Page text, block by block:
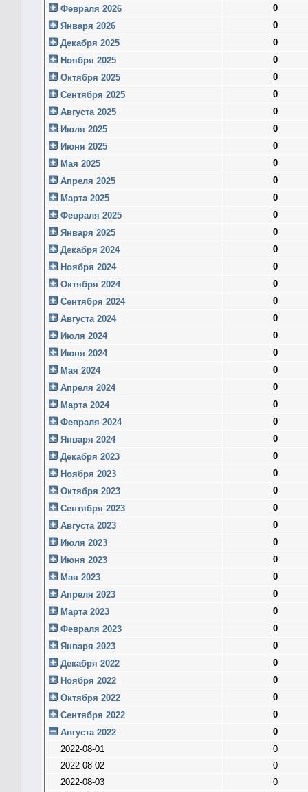
Февраля 2026
0
Января 2026
0
Декабря 2025
0
Ноября 2025
0
Октября 2025
0
Сентября 2025
0
Августа 2025
0
Июля 2025
0
Июня 2025
0
Мая 2025
0
Апреля 2025
0
Марта 2025
0
Февраля 2025
0
Января 2025
0
Декабря 2024
0
Ноября 2024
0
Октября 2024
0
Сентября 2024
0
Августа 2024
0
Июля 2024
0
Июня 2024
0
Мая 2024
0
Апреля 2024
0
Марта 2024
0
Февраля 2024
0
Января 2024
0
Декабря 2023
0
Ноября 2023
0
Октября 2023
0
Сентября 2023
0
Августа 2023
0
Июля 2023
0
Июня 2023
0
Мая 2023
0
Апреля 2023
0
Марта 2023
0
Февраля 2023
0
Января 2023
0
Декабря 2022
0
Ноября 2022
0
Октября 2022
0
Сентября 2022
0
Августа 2022
0
2022-08-01
0
2022-08-02
0
2022-08-03
0